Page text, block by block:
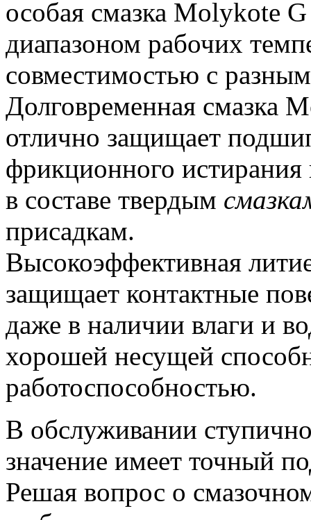
особая смазка Molykote
диапазоном рабочих
совместимостью с
Долговременная смазка
отлично защищает
фрикционного
в составе твердым
присадкам.
Высокоэффективная
защищает контактные
даже в наличии влаги и
хорошей несущей
работоспособностью.
В обслуживании
значение имеет точный
Решая вопрос о